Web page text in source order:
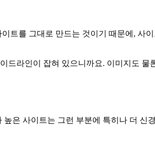
트를 그대로 만드는 것이기 때문에, 사
드라인이 잡혀 있으니까요. 이미지도 물
은 사이트는 그런 부분에 특히나 더 신